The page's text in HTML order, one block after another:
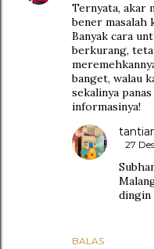
Ternyata, akar
bener masalah
Banyak cara
berkurang,
banget, walau
sekalinya
informasinya!
BALAS
27
dingin